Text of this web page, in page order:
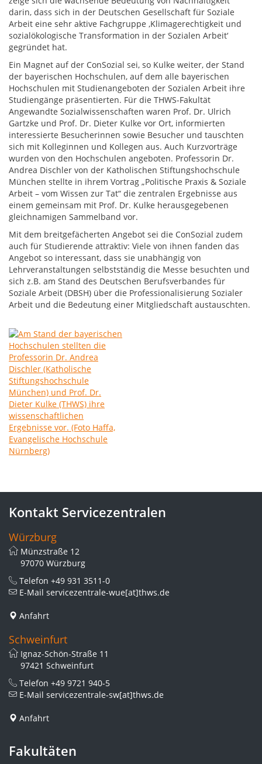
darin, dass sich in der Deutschen Gesellschaft für Soziale
Arbeit eine sehr aktive Fachgruppe ‚Klimagerechtigkeit und
sozialökologische Transformation in der Sozialen Arbeit‘
gegründet hat.
Ein Magnet auf der ConSozial sei, so Kulke weiter, der Stand
der bayerischen Hochschulen, auf dem alle bayerischen
Hochschulen mit Studienangeboten der Sozialen Arbeit ihre
Studiengänge präsentierten. Für die THWS-Fakultät
Angewandte Sozialwissenschaften waren Prof. Dr. Ulrich
Gartzke und Prof. Dr. Dieter Kulke vor Ort, informierten
interessierte Besucherinnen sowie Besucher und tauschten
sich mit Kolleginnen und Kollegen aus. Auch Kurzvorträge
wurden von den Hochschulen angeboten. Professorin Dr.
Andrea Dischler von der Katholischen Stiftungshochschule
München stellte in ihrem Vortrag „Politische Praxis & Soziale
Arbeit – vom Wissen zur Tat“ die zentralen Ergebnisse aus
einem gemeinsam mit Prof. Dr. Kulke herausgegebenen
gleichnamigen Sammelband vor.
Mit dem breitgefächerten Angebot sei die ConSozial zudem
auch für Studierende attraktiv: Viele von ihnen fanden das
Angebot so interessant, dass sie unabhängig von
Lehrveranstaltungen selbstständig die Messe besuchten und
sich z.B. am Stand des Deutschen Berufsverbandes für
Soziale Arbeit (DBSH) über die Professionalisierung Sozialer
Arbeit und die Bedeutung einer Mitgliedschaft austauschten.
Kontakt Servicezentralen
Würzburg
Münzstraße 12
97070 Würzburg
Telefon +49 931 3511-0
E-Mail servicezentrale-wue[at]thws.de
Anfahrt
Schweinfurt
Ignaz-Schön-Straße 11
97421 Schweinfurt
Telefon +49 9721 940-5
E-Mail servicezentrale-sw[at]thws.de
Anfahrt
Fakultäten